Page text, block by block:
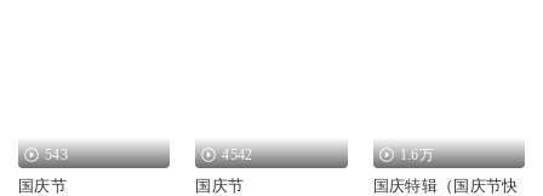
543
国庆节
4542
国庆节
1.6万
国庆特辑（国庆节快